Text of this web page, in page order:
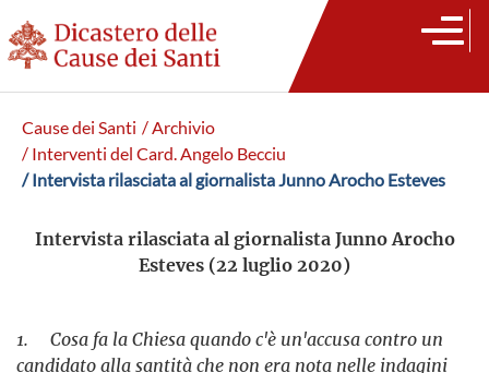
Cause dei Santi / Archivio
/ Interventi del Card. Angelo Becciu
/ Intervista rilasciata al giornalista Junno Arocho Esteves
Intervista rilasciata al giornalista Junno Arocho
Esteves (22 luglio 2020)
1. Cosa fa la Chiesa quando c'è un'accusa contro un
candidato alla santità che non era nota nelle indagini